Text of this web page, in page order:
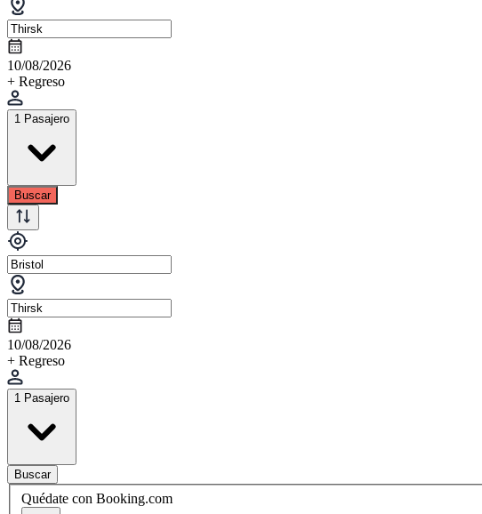
10/08/2026
+ Regreso
1 Pasajero
Buscar
10/08/2026
+ Regreso
1 Pasajero
Buscar
Quédate con Booking.com